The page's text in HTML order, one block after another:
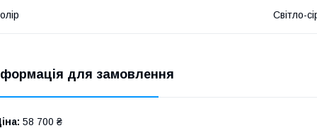
Світло-
для замовлення
58 700 ₴